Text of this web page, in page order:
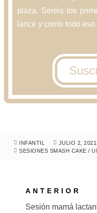
plaza. Seréis los
lance y como todo
INFANTIL
JULIO 2, 2021
SESIONES SMASH CAKE /
ANTERIOR
Sesión mamá